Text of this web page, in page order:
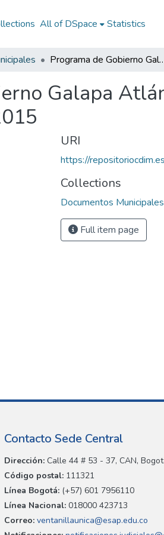
All of DSpace Statistics
Programa de Gobierno Galapa
Galapa
URI
https://
Collections
Documentos Municipales
Full item page
Contacto Sede Central
Dirección: Calle 44 # 53 - 37, CAN,
Código postal: 111321
Línea Bogotá: (+57) 601 7956110
Línea Nacional: 018000 423713
Correo: ventanillaunica@esap.edu.co